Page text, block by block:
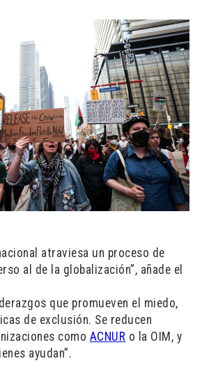
atraviesa un proceso de
al de la globalización”, añade el
que promueven el miedo,
de exclusión. Se reducen
como ACNUR o la OIM, y
ayudan”.